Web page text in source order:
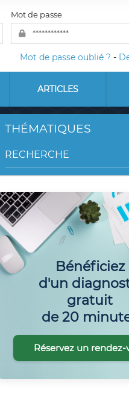
Mot de passe
Mot de passe oublié ? -
ARTICLES
THÉMATIQUES
Bénéficiez
d'un
gratuit
de 20
Réservez un rendez-